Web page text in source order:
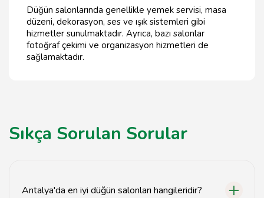
Düğün salonlarında genellikle yemek servisi, masa
düzeni, dekorasyon, ses ve ışık sistemleri gibi
hizmetler sunulmaktadır. Ayrıca, bazı salonlar
fotoğraf çekimi ve organizasyon hizmetleri de
sağlamaktadır.
Sıkça Sorulan Sorular
Antalya'da en iyi düğün salonları hangileridir?